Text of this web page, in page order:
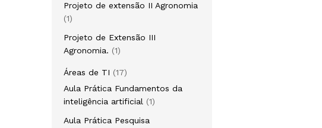
Projeto de extensão II Agronomia
11
Projeto de Extensão III
Agronomia.
11
Áreas de TI
1717
produtos
Aula Prática Fundamentos da
inteligência artificial
11
Aula Prática Pesquisa